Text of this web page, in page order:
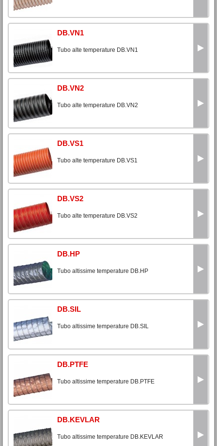
DB.VN1
Tubo alte temperature DB.VN1
DB.VN2
Tubo alte temperature DB.VN2
DB.VS1
Tubo alte temperature DB.VS1
DB.VS2
Tubo alte temperature DB.VS2
DB.HP
Tubo altissime temperature DB.HP
DB.SIL
Tubo altissime temperature DB.SIL
DB.PTFE
Tubo altissime temperature DB.PTFE
DB.KEVLAR
Tubo altissime temperature DB.KEVLAR